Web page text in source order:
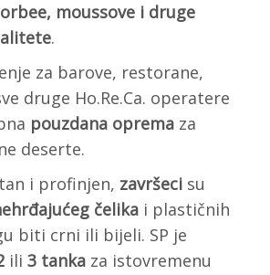
moussove i druge
.
za barove, restorane,
druge Ho.Re.Ca. operatere
pouzdana oprema za
deserte.
i profinjen, završeci su
čelika i plastičnih
biti crni ili bijeli. SP je
ili 3 tanka za istovremenu